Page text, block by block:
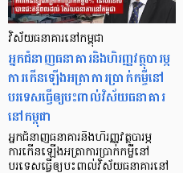
វិស័យធនាគារនៅកម្ពុជា
អ្នកជំនាញធនាគារនិងហិរញ្ញវត្ថុបារម្ភ
ការកើនឡើងអត្រាការប្រាក់កម្ចីនៅ
បរទេសធ្វើឲ្យបះពាល់វិស័យធនាគារ
នៅកម្ពុជា
អ្នកជំនាញធនាគារនិងហិរញ្ញវត្ថុបារម្ភ
ការកើនឡើងអត្រាការប្រាក់កម្ចីនៅ
បរទេសធ្វើឲ្យបះពាល់វិស័យធនាគារនៅ